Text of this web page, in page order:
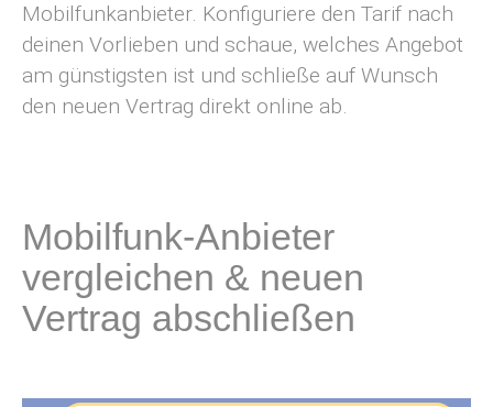
Mobilfunkanbieter. Konfiguriere den Tarif nach
deinen Vorlieben und schaue, welches Angebot
am günstigsten ist und schließe auf Wunsch
den neuen Vertrag direkt online ab.
Mobilfunk-Anbieter
vergleichen & neuen
Vertrag abschließen